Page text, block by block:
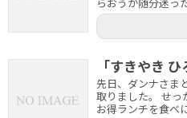
らおうか随分迷っ
「すきやき
先日、ダンナさま
取りました。 せっ
お得ランチを食べ